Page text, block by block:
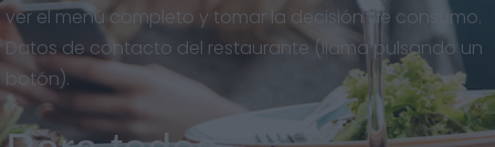
ver el menú completo y tomar la decisión de consumo.
Datos de contacto del restaurante (llama pulsando un
botón).